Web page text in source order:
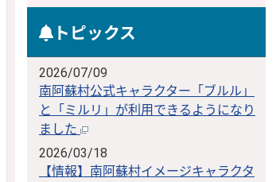
トピックス
2026/07/09
南阿蘇村公式キャラクター「ブルル」
と「ミルリ」が利用できるようになり
ました
2026/03/18
【情報】南阿蘇村イメージキャラクタ